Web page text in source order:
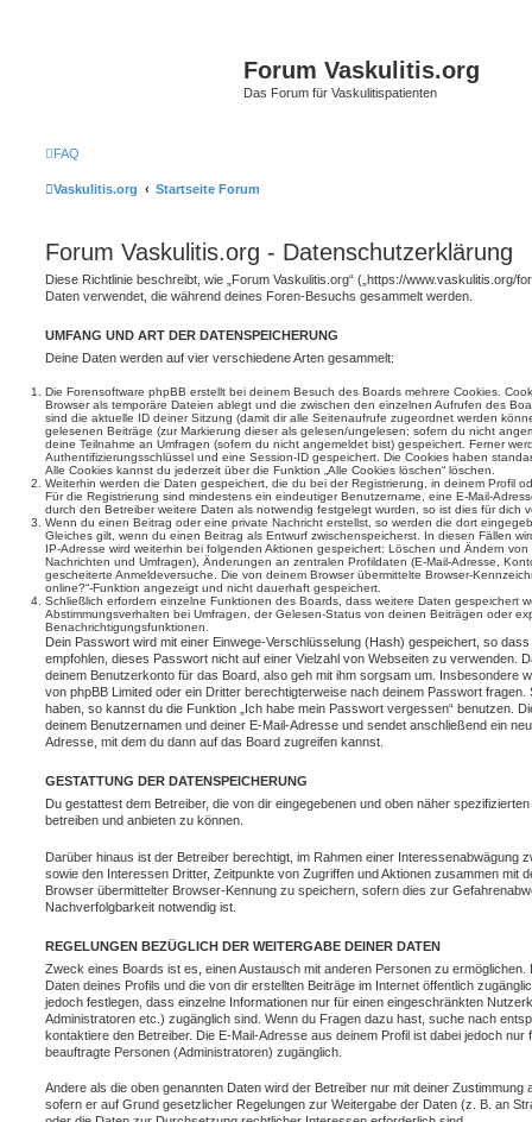
Forum Vaskulitis.org
Das Forum für Vaskulitispatienten
FAQ
Vaskulitis.org Startseite Forum
Forum Vaskulitis.org - Datenschutzerklärung
Diese Richtlinie beschreibt, wie „Forum Vaskulitis.org“ („https://www.vaskulitis.org/
Daten verwendet, die während deines Foren-Besuchs gesammelt werden.
UMFANG UND ART DER DATENSPEICHERUNG
Deine Daten werden auf vier verschiedene Arten gesammelt:
Die Forensoftware phpBB erstellt bei deinem Besuch des Boards mehrere Cookies.
Browser als temporäre Dateien ablegt und die zwischen den einzelnen Aufrufen des
sind die aktuelle ID deiner Sitzung (damit dir alle Seitenaufrufe zugeordnet werden
gelesenen Beiträge (zur Markierung dieser als gelesen/ungelesen; sofern du nicht
deine Teilnahme an Umfragen (sofern du nicht angemeldet bist) gespeichert. Ferner
Authentifizierungsschlüssel und eine Session-ID gespeichert. Die Cookies haben
Alle Cookies kannst du jederzeit über die Funktion „Alle Cookies löschen“ löschen.
Weiterhin werden die Daten gespeichert, die du bei der Registrierung, in deinem Profil
Für die Registrierung sind mindestens ein eindeutiger Benutzername, eine E-Mail-
durch den Betreiber weitere Daten als notwendig festgelegt wurden, so ist dies für dich
Wenn du einen Beitrag oder eine private Nachricht erstellst, so werden die dort
Gleiches gilt, wenn du einen Beitrag als Entwurf zwischenspeicherst. In diesen Fällen
IP-Adresse wird weiterhin bei folgenden Aktionen gespeichert: Löschen und Ändern
Nachrichten und Umfragen), Änderungen an zentralen Profildaten (E-Mail-Adresse,
gescheiterte Anmeldeversuche. Die von deinem Browser übermittelte Browser-
online?“-Funktion angezeigt und nicht dauerhaft gespeichert.
Schließlich erfordern einzelne Funktionen des Boards, dass weitere Daten gespeichert
Abstimmungsverhalten bei Umfragen, der Gelesen-Status von deinen Beiträgen oder
Benachrichtigungsfunktionen.
Dein Passwort wird mit einer Einwege-Verschlüsselung (Hash) gespeichert, so
empfohlen, dieses Passwort nicht auf einer Vielzahl von Webseiten zu verwenden.
deinem Benutzerkonto für das Board, also geh mit ihm sorgsam um. Insbesondere
von phpBB Limited oder ein Dritter berechtigterweise nach deinem Passwort
haben, so kannst du die Funktion „Ich habe mein Passwort vergessen“ benutzen.
deinem Benutzernamen und deiner E-Mail-Adresse und sendet anschließend ein
Adresse, mit dem du dann auf das Board zugreifen kannst.
GESTATTUNG DER DATENSPEICHERUNG
Du gestattest dem Betreiber, die von dir eingegebenen und oben näher
betreiben und anbieten zu können.
Darüber hinaus ist der Betreiber berechtigt, im Rahmen einer Interessenabwägung
sowie den Interessen Dritter, Zeitpunkte von Zugriffen und Aktionen zusammen mit
Browser übermittelter Browser-Kennung zu speichern, sofern dies zur
Nachverfolgbarkeit notwendig ist.
REGELUNGEN BEZÜGLICH DER WEITERGABE DEINER DATEN
Zweck eines Boards ist es, einen Austausch mit anderen Personen zu
Daten deines Profils und die von dir erstellten Beiträge im Internet öffentlich
jedoch festlegen, dass einzelne Informationen nur für einen eingeschränkten
Administratoren etc.) zugänglich sind. Wenn du Fragen dazu hast, suche nach
kontaktiere den Betreiber. Die E-Mail-Adresse aus deinem Profil ist dabei jedoch nur
beauftragte Personen (Administratoren) zugänglich.
Andere als die oben genannten Daten wird der Betreiber nur mit deiner Zustimmung
sofern er auf Grund gesetzlicher Regelungen zur Weitergabe der Daten (z. B. an